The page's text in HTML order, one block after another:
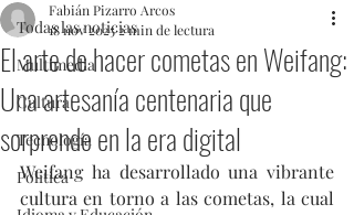
Todas las noticias
Multimedia
Cultura
Tecnología
Politica
El arte de hacer cometas en Weifang:
Una artesanía centenaria que
sorprende en la era digital
Fabián Pizarro Arcos
18 nov 20252 min de lectura
Weifang ha desarrollado una vibrante
cultura en torno a las cometas, la cual